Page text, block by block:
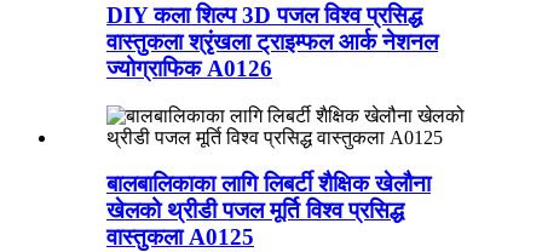
DIY कला शिल्प 3D पजल विश्व प्रसिद्ध
वास्तुकला श्रृंखला ट्राइम्फल आर्क नेशनल
ज्योग्राफिक A0126
बालबालिकाका लागि लिबर्टी शैक्षिक खेलौना
खेलको थ्रीडी पजल मूर्ति विश्व प्रसिद्ध
वास्तुकला A0125